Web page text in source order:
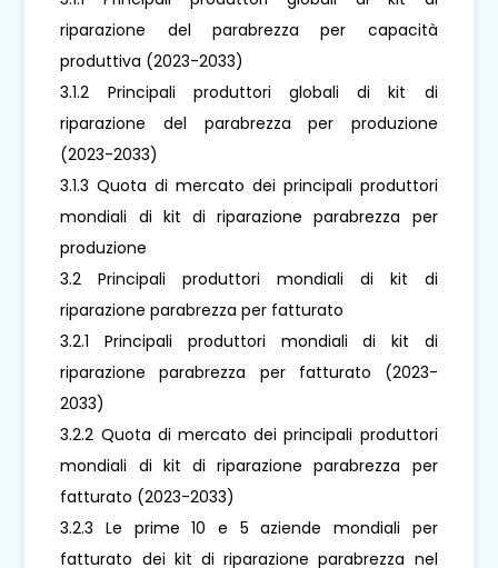
riparazione del parabrezza per capacità
produttiva (2023-2033)
3.1.2 Principali produttori globali di kit di
riparazione del parabrezza per produzione
(2023-2033)
3.1.3 Quota di mercato dei principali produttori
mondiali di kit di riparazione parabrezza per
produzione
3.2 Principali produttori mondiali di kit di
riparazione parabrezza per fatturato
3.2.1 Principali produttori mondiali di kit di
riparazione parabrezza per fatturato (2023-
2033)
3.2.2 Quota di mercato dei principali produttori
mondiali di kit di riparazione parabrezza per
fatturato (2023-2033)
3.2.3 Le prime 10 e 5 aziende mondiali per
fatturato dei kit di riparazione parabrezza nel